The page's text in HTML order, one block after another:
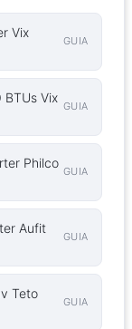
Vix
GUIA
Vix
GUIA
Philco
GUIA
Aufit
GUIA
Teto
GUIA